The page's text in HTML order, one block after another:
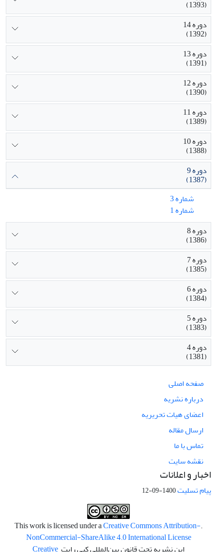
(1393)
دوره 14
(1392)
دوره 13
(1391)
دوره 12
(1390)
دوره 11
(1389)
دوره 10
(1388)
دوره 9
(1387)
شماره 3
شماره 1
دوره 8
(1386)
دوره 7
(1385)
دوره 6
(1384)
دوره 5
(1383)
دوره 4
(1381)
صفحه اصلی
درباره نشریه
اعضای هیات تحریریه
ارسال مقاله
تماس با ما
نقشه سایت
اخبار و اعلانات
پیام تسلیت1400-09-12
.This work is licensed under a
Creative Commons Attribution-
NonCommercial-ShareAlike 4.0 International License